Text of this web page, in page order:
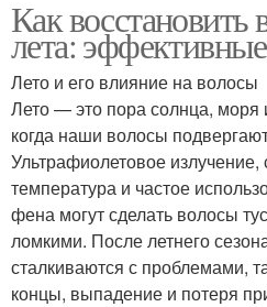
Медовые маски
Медовая маска
Покупные маски
Как восстановить
лета:
Лето и его влияние на волосы
Лето — это пора солнца, моря
когда наши волосы
Ультрафиолетовое
температура и частое
фена могут сделать волосы
ломкими. После летнего
сталкиваются с проблемами,
концы, выпадение и потеря